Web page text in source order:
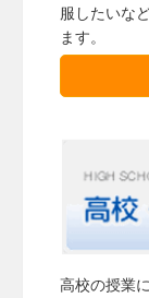
服したいな
ます。
高校の授業